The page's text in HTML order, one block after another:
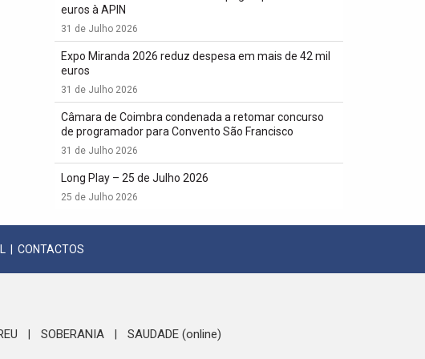
euros à APIN
31 de Julho 2026
Expo Miranda 2026 reduz despesa em mais de 42 mil
euros
31 de Julho 2026
Câmara de Coimbra condenada a retomar concurso
de programador para Convento São Francisco
31 de Julho 2026
Long Play – 25 de Julho 2026
25 de Julho 2026
CONTACTOS
SOBERANIA SAUDADE (online)